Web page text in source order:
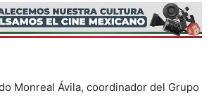
Monreal Ávila, coordinador del Grupo